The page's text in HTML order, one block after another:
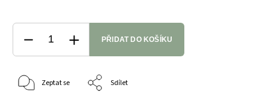
PŘIDAT DO KOŠÍKU
Zeptat se Sdílet